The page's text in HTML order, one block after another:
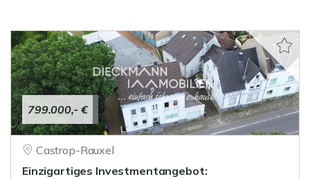
799.000,- €
Castrop-Rauxel
Einzigartiges Investmentangebot: